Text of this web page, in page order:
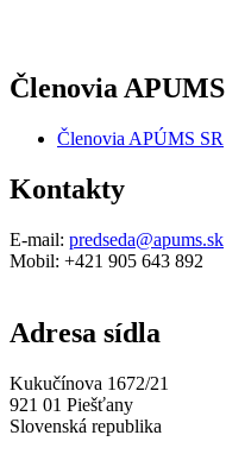
Členovia APUMS
Členovia APÚMS SR
Kontakty
E-mail: predseda@apums.sk
Mobil: +421 905 643 892
Adresa sídla
Kukučínova 1672/21
921 01 Piešťany
Slovenská republika